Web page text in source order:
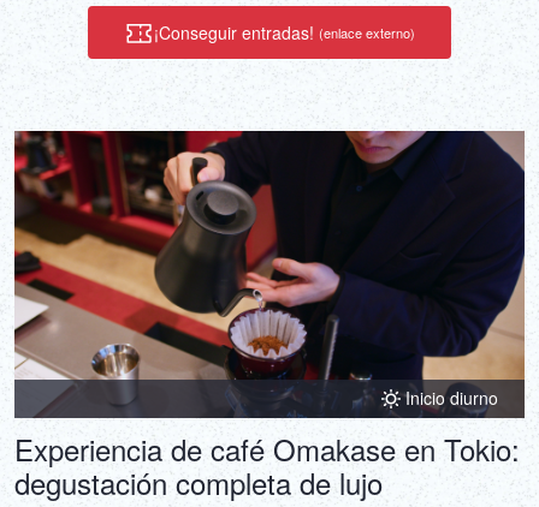
¡Conseguir entradas! (enlace externo)
Inicio diurno
Experiencia de café Omakase en Tokio:
degustación completa de lujo